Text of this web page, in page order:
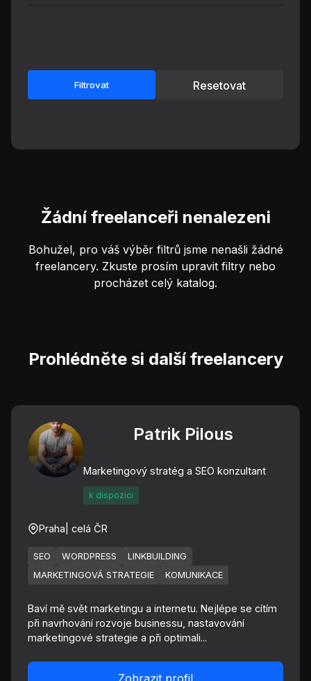
Filtrovat Resetovat
Žádní freelanceři nenalezeni
Bohužel, pro váš výběr filtrů jsme nenašli žádné
freelancery. Zkuste prosím upravit filtry nebo
procházet celý katalog.
Prohlédněte si další freelancery
Patrik Pilous
Marketingový stratég a SEO konzultant
k dispozici
Praha | celá ČR
SEO WORDPRESS
LINKBUILDING
MARKETINGOVÁ STRATEGIE
KOMUNIKACE
Baví mě svět marketingu a internetu. Nejlépe se cítím
při navrhování rozvoje businessu, nastavování
marketingové strategie a při optimali...
Zobrazit profil